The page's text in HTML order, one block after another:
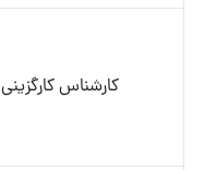
کارشناس کارگزینی